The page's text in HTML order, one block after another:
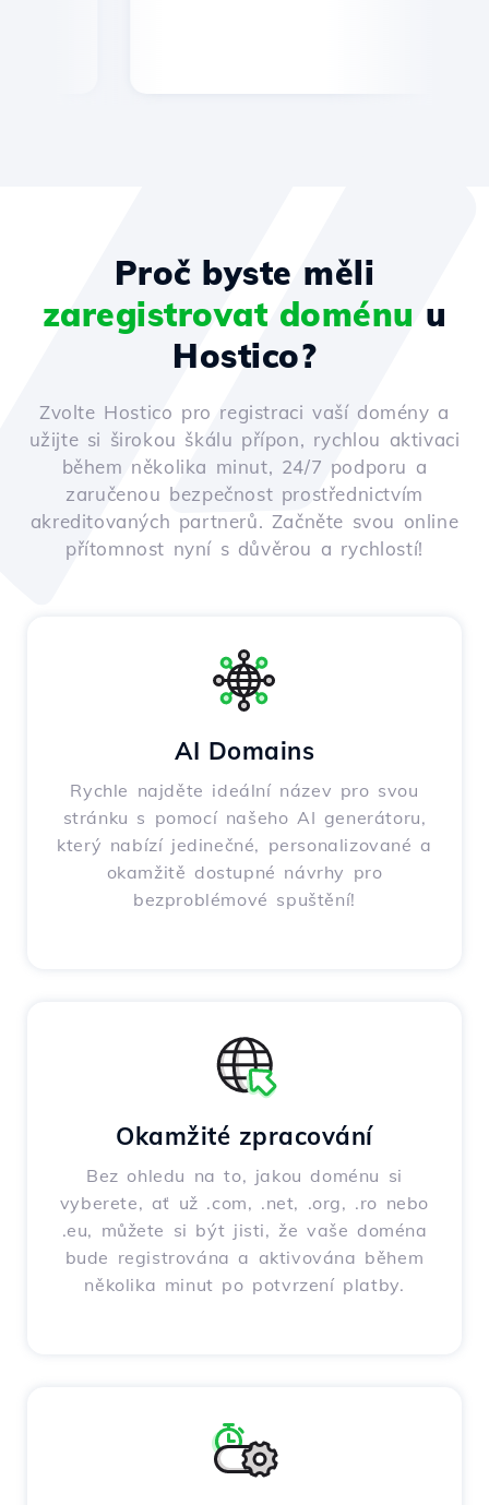
Proč byste měli
zaregistrovat doménu u
Hostico?
Zvolte Hostico pro registraci vaší domény a
užijte si širokou škálu přípon, rychlou aktivaci
během několika minut, 24/7 podporu a
zaručenou bezpečnost prostřednictvím
akreditovaných partnerů. Začněte svou online
přítomnost nyní s důvěrou a rychlostí!
AI Domains
Rychle najděte ideální název pro svou
stránku s pomocí našeho AI generátoru,
který nabízí jedinečné, personalizované a
okamžitě dostupné návrhy pro
bezproblémové spuštění!
Okamžité zpracování
Bez ohledu na to, jakou doménu si
vyberete, ať už .com, .net, .org, .ro nebo
.eu, můžete si být jisti, že vaše doména
bude registrována a aktivována během
několika minut po potvrzení platby.